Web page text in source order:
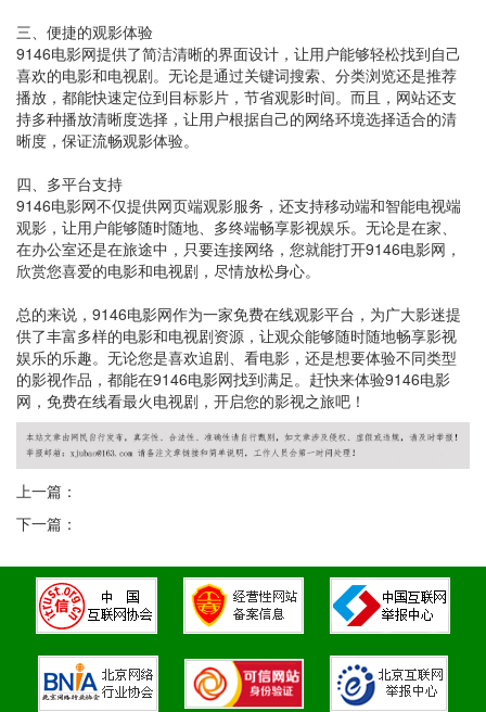
三、便捷的观影体验
9146电影网提供了简洁清晰的界面设计，让用户能够轻松找到自己
喜欢的电影和电视剧。无论是通过关键词搜索、分类浏览还是推荐
播放，都能快速定位到目标影片，节省观影时间。而且，网站还支
持多种播放清晰度选择，让用户根据自己的网络环境选择适合的清
晰度，保证流畅观影体验。
四、多平台支持
9146电影网不仅提供网页端观影服务，还支持移动端和智能电视端
观影，让用户能够随时随地、多终端畅享影视娱乐。无论是在家、
在办公室还是在旅途中，只要连接网络，您就能打开9146电影网，
欣赏您喜爱的电影和电视剧，尽情放松身心。
总的来说，9146电影网作为一家免费在线观影平台，为广大影迷提
供了丰富多样的电影和电视剧资源，让观众能够随时随地畅享影视
娱乐的乐趣。无论您是喜欢追剧、看电影，还是想要体验不同类型
的影视作品，都能在9146电影网找到满足。赶快来体验9146电影
网，免费在线看最火电视剧，开启您的影视之旅吧！
上一篇：
下一篇：